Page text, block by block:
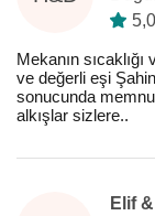
5,0
Mekanın sıcaklığı
ve değerli eşi
sonucunda
alkışlar sizlere..
Elif